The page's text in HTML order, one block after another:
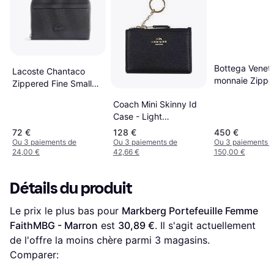
Lacoste Chantaco
Zippered Fine Small
72 €
Ou 3 paiements de
24,00 €
Coach Mini Skinny Id
Case - Light
Gold/Black
128 €
Ou 3 paiements de
42,66 €
Bottega
monnaie Zippé
450 €
Ou 3 paiements
150,00 €
Détails du produit
Le prix le plus bas pour Markberg Portefeuille Femme
FaithMBG - Marron est 30,89 €. Il s'agit actuellement
de l'offre la moins chère parmi 3 magasins.
Comparer: